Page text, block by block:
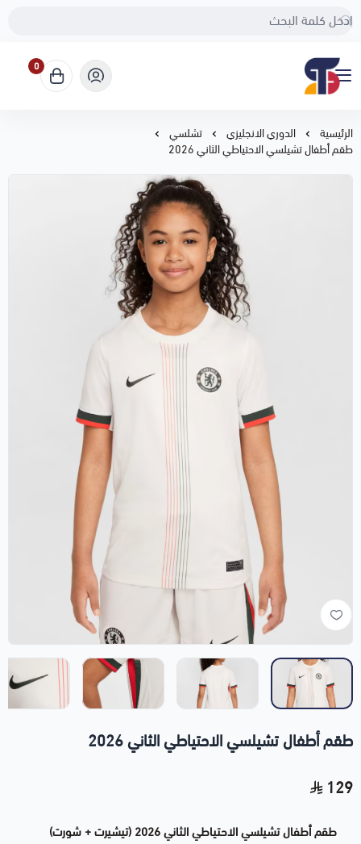
Sport Touch
0
الرئيسية الدوري الانجليزي
تشلسي
طقم أطفال تشيلسي الاحتياطي الثاني 2026
طقم أطفال تشيلسي الاحتياطي الثاني 2026
129
طقم أطفال تشيلسي الاحتياطي الثاني 2026 (تيشيرت + شورت)